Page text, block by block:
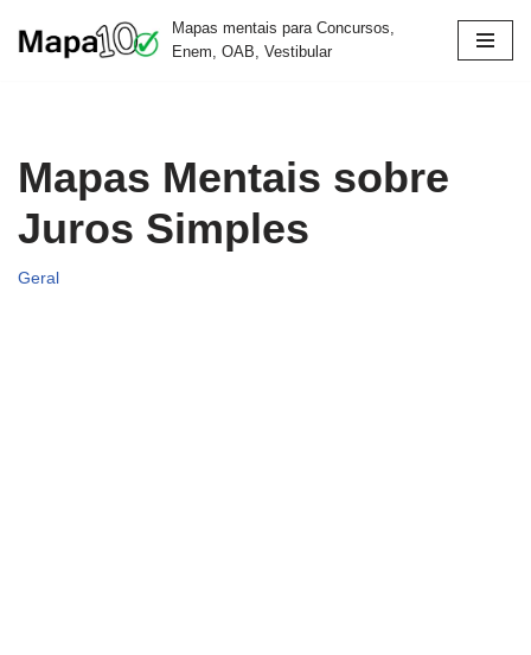
Mapas mentais para Concursos,
Enem, OAB, Vestibular
Mapas Mentais sobre
Juros Simples
Geral